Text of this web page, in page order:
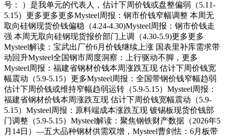
号： ）是我单元的代表人，估计下周价钱或盘整偏弱（5.11-
5.15）更多更多更多Mysteel周报：钢市价钱窄幅调整 本周无
取向硅钢现货价钱偏稳（4.24-4.30)Mysteel周报：钢市价钱走
强 本周无取向硅钢现货报价部门上调（4.30-5.9)更多更多
Mysteel解读：宝武出厂价6月价钱继续上涨 国表里补库需求带
动回升Mysteel全国钢市周度洞察：上行驱动不脚，更多
Mysteel周报：福建省钢材价钱本周涨跌互现 估计下周价钱宽
幅震动（5.9-5.15）更多Mysteel周报：全国带钢价钱窄幅趋弱
估计下周价钱或维持窄幅趋弱运转（5.9-5.15）Mysteel周报：
福建省钢材价钱本周涨跌互现 估计下周价钱宽幅震动（5.9-
5.15）Mysteel周报：原料端成本涨跌互现 镀锡板现货价钱部
门调整（5.9-5.15）Mysteel解读：聚焦钢铁财产数据（2026年5
月14日）—五大品种钢材供需双增，Mysteel曹剑怯：6月板带